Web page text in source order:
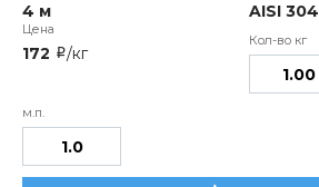
4 м AISI 304
172 i/кг